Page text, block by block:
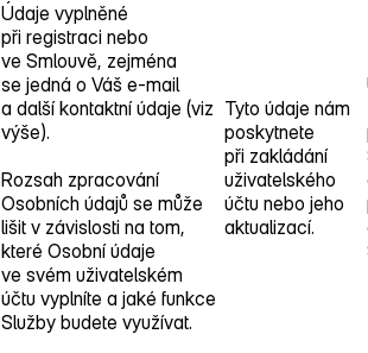
Údaje vyplněné
při registraci nebo
ve Smlouvě, zejména
se jedná o Váš e‑mail
a další kontaktní údaje (viz
výše).
Rozsah zpracování
Osobních údajů se může
lišit v závislosti na tom,
které Osobní údaje
ve svém uživatelském
účtu vyplníte a jaké funkce
Služby budete využívat.
Tyto údaje nám
poskytnete
při zakládání
uživatelského
účtu nebo jeho
aktualizací.